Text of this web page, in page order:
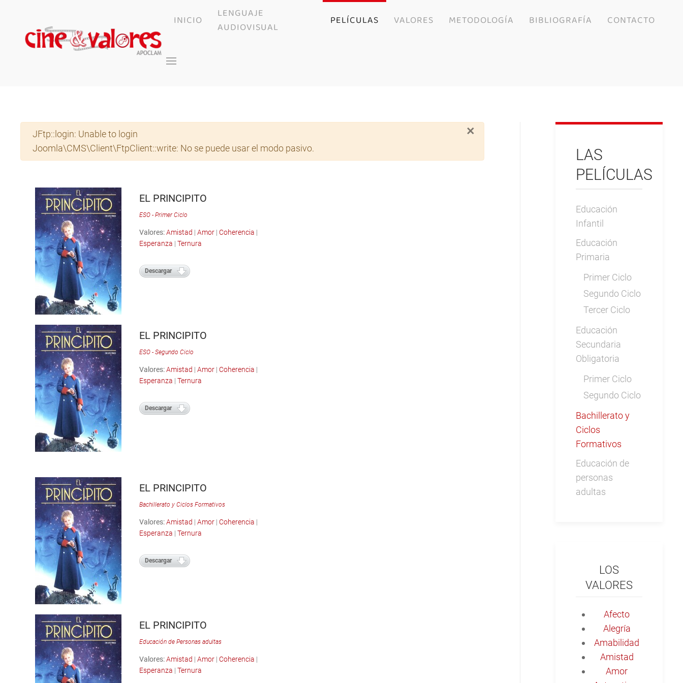
Skip to main content INICIO
LENGUAJE
AUDIOVISUAL
PELÍCULAS VALORES METODOLOGÍA BIBLIOGRAFÍA CONTACTO
×
Advertencia
JFtp::login: Unable to login
Joomla\CMS\Client\FtpClient::write: No se puede usar el modo pasivo.
EL PRINCIPITO
ESO - Primer Ciclo
Valores:Amistad | Amor| Coherencia |
Esperanza | Ternura
Descargar
EL PRINCIPITO
ESO - Segundo Ciclo
Valores:Amistad | Amor| Coherencia |
Esperanza | Ternura
Descargar
EL PRINCIPITO
Bachillerato y Ciclos Formativos
Valores:Amistad | Amor| Coherencia |
Esperanza | Ternura
Descargar
EL PRINCIPITO
Educación de Personas adultas
Valores:Amistad | Amor| Coherencia |
Esperanza | Ternura
LAS
PELÍCULAS
Educación
Infantil
Educación
Primaria
Primer Ciclo
Segundo Ciclo
Tercer Ciclo
Educación
Secundaria
Obligatoria
Primer Ciclo
Segundo Ciclo
Bachillerato y
Ciclos
Formativos
Educación de
personas
adultas
LOS
VALORES
Afecto
Alegría
Amabilidad
Amistad
Amor